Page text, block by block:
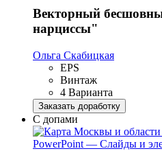
Векторный
нарциссы"
Ольга Скабицкая
EPS
Винтаж
4 Варианта
Заказать доработку
С допами